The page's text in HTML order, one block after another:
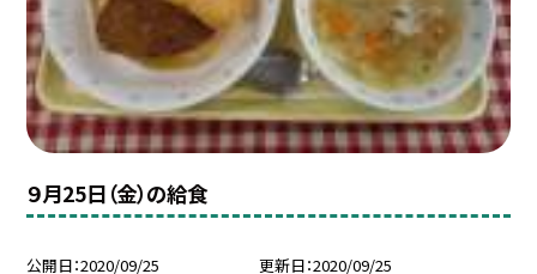
９月25日（金）の給食
公開日 2020/09/25 更新日 2020/09/25